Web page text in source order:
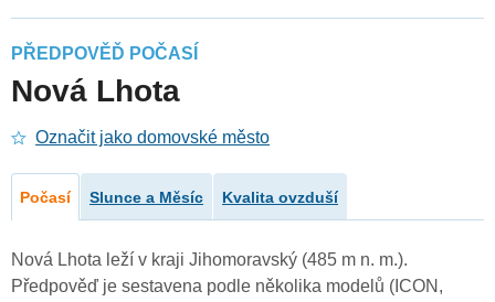
PŘEDPOVĚĎ POČASÍ
Nová Lhota
Označit jako domovské město
Počasí Slunce a Měsíc Kvalita ovzduší
Nová Lhota leží v kraji Jihomoravský (485 m n. m.).
Předpověď je sestavena podle několika modelů (ICON,